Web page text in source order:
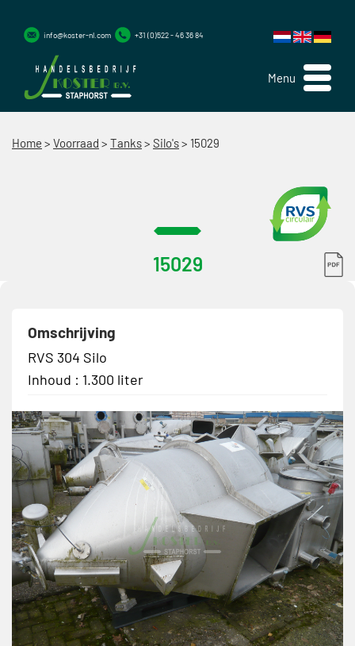
Menu
info@koster-nl.com +31 (0)522 - 46 36 84
Home > Voorraad > Tanks> Silo's> 15029
15029
Omschrijving
RVS 304 Silo
Inhoud : 1.300 liter